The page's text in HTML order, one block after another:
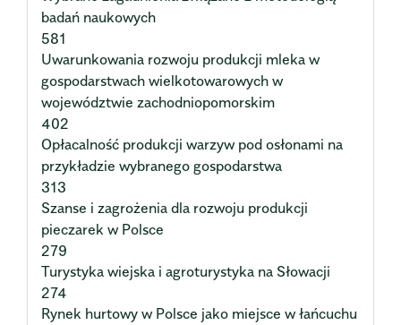
badań naukowych
581
Uwarunkowania rozwoju produkcji mleka w
gospodarstwach wielkotowarowych w
województwie zachodniopomorskim
402
Opłacalność produkcji warzyw pod osłonami na
przykładzie wybranego gospodarstwa
313
Szanse i zagrożenia dla rozwoju produkcji
pieczarek w Polsce
279
Turystyka wiejska i agroturystyka na Słowacji
274
Rynek hurtowy w Polsce jako miejsce w łańcuchu